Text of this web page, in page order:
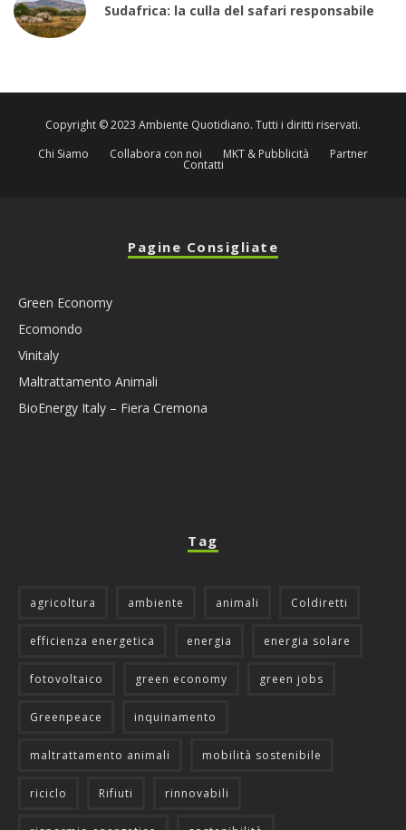
Sudafrica: la culla del safari responsabile
Copyright © 2023 Ambiente Quotidiano. Tutti i diritti riservati.
Chi Siamo
Collabora con noi MKT & Pubblicità Partner
Contatti
Pagine Consigliate
Green Economy
Ecomondo
Vinitaly
Maltrattamento Animali
BioEnergy Italy – Fiera Cremona
Tag
agricoltura ambiente animali Coldiretti
efficienza energetica energia energia solare
fotovoltaico green economy green jobs
Greenpeace inquinamento
maltrattamento animali mobilità sostenibile
riciclo Rifiuti rinnovabili